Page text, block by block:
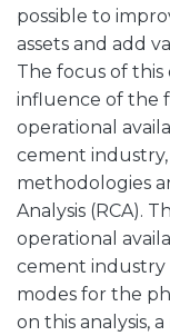
possible to
assets and add
The focus of
influence of the
operational
cement
methodologies
Analysis (RCA).
operational
cement
modes for the
on this analysis,